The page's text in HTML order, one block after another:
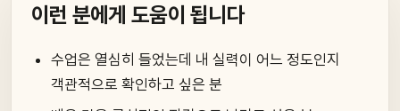
이런 분에게 도움이 됩니다
수업은 열심히 들었는데 내 실력이 어느 정도인지
객관적으로 확인하고 싶은 분